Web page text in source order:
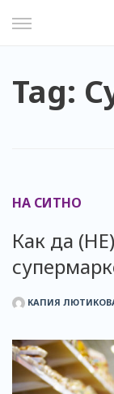
Tag:
НА СИТНО
Как да
КАПИЯ